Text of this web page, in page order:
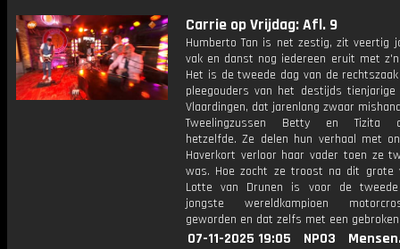
Carrie op Vrijdag: Afl. 9
Humberto Tan is net zestig, zit veertig
vak en danst nog iedereen eruit met
Het is de tweede dag van de
pleegouders van het destijds
Vlaardingen, dat jarenlang zwaar
Tweelingzussen Betty en Tizita
hetzelfde. Ze delen hun verhaal met
Haverkort verloor haar vader toen ze
was. Hoe zocht ze troost na dit grote
Lotte van Drunen is voor de
jongste wereldkampioen
geworden en dat zelfs met een
07-11-2025 19:05 NPO3